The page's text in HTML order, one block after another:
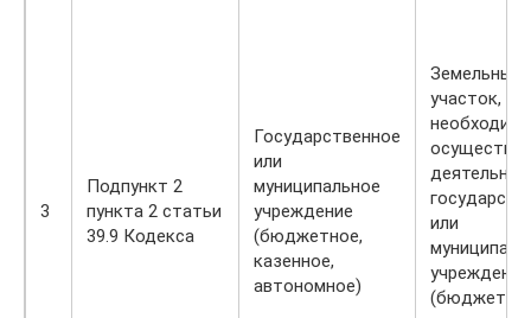
3
Подпункт 2
пункта 2 статьи
39.9 Кодекса
Государственное
или
муниципальное
учреждение
(бюджетное,
казенное,
автономное)
Земельный
участок,
или
учреждения